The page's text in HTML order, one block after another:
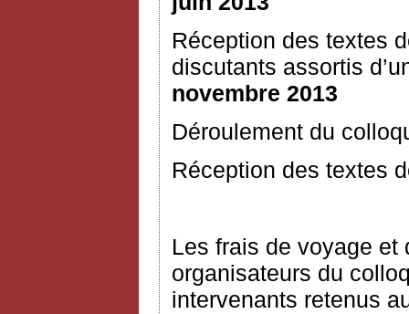
Réception des textes
discutants assortis
novembre 2013
Déroulement du
Réception des textes
Les frais de voyage et
organisateurs du
intervenants retenus